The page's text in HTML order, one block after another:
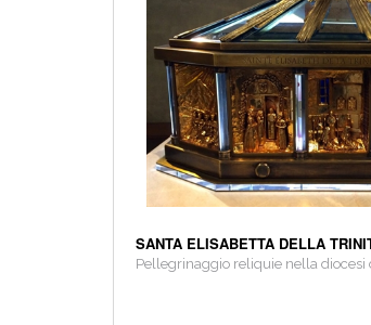
SANTA ELISABETTA DELLA
Pellegrinaggio reliquie nella diocesi